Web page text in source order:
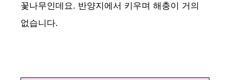
꽃나무인데요. 반양지에서 키우며 해충이 거의
없습니다.